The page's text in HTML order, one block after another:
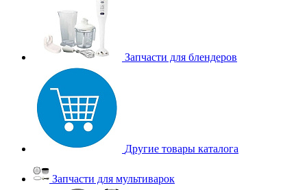
Запчасти для блендеров
Другие товары каталога
Запчасти для мультиварок